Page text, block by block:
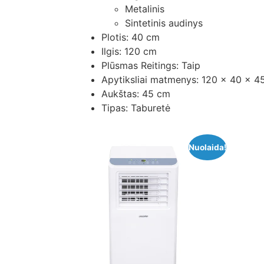
Metalinis
Sintetinis audinys
Plotis: 40 cm
Ilgis: 120 cm
Plūsmas Reitings: Taip
Apytiksliai matmenys: 120 x 40 x
Aukštas: 45 cm
Tipas: Taburetė
Nuolaida!